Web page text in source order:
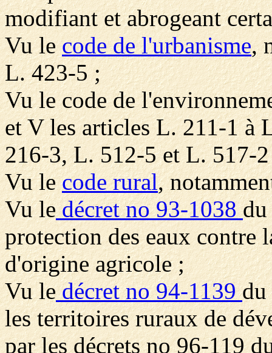
modifiant et abrogeant
Vu lecode de l'urbanisme,
L. 423-5 ;
Vu le code de
et V les articles L. 211-1 à
216-3, L. 512-5 et L. 517-
Vu lecode rural,
Vu ledécret no 93-1038
protection des eaux contre
d'origine agricole ;
Vu ledécret no 94-1139du
les territoires ruraux de
par les décrets no 96-119